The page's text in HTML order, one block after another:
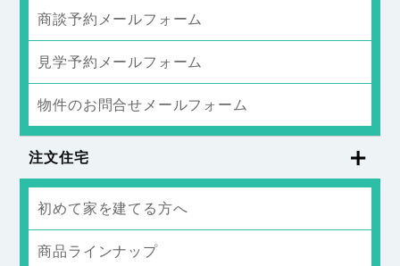
商談予約メールフォーム
見学予約メールフォーム
物件のお問合せメールフォーム
注文住宅
初めて家を建てる方へ
商品ラインナップ